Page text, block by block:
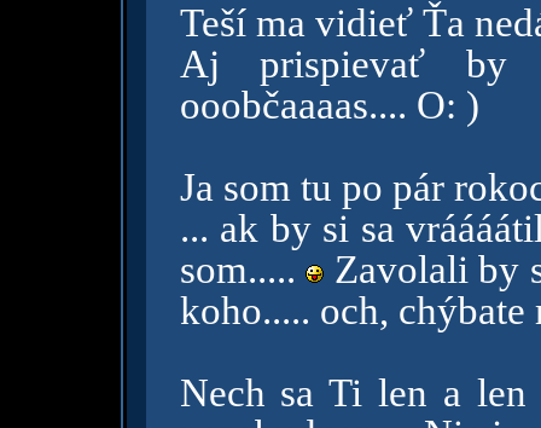
Teší ma vidieť Ťa
Aj prispievať by
ooobčaaaas.... O: )
Ja som tu po pár
... ak by si sa
som.....
Zavolali by
koho..... och,
Nech sa Ti len a